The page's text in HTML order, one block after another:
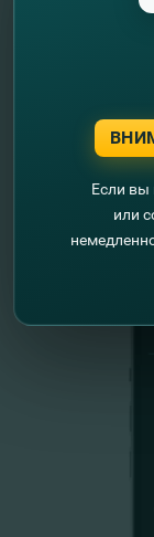
Если вы
или